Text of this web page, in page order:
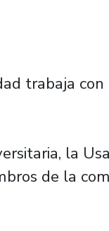
trabaja con
la
de la